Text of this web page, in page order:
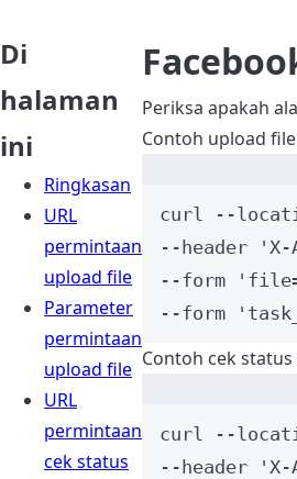
Di
halaman
ini
Ringkasan
URL
permintaan
upload file
Parameter
permintaan
upload file
URL
permintaan
cek status
Periksa apakah
Contoh upload
curl --
--header
' X-
--form
'
--form
'
Contoh cek status
curl --
--header
' X-